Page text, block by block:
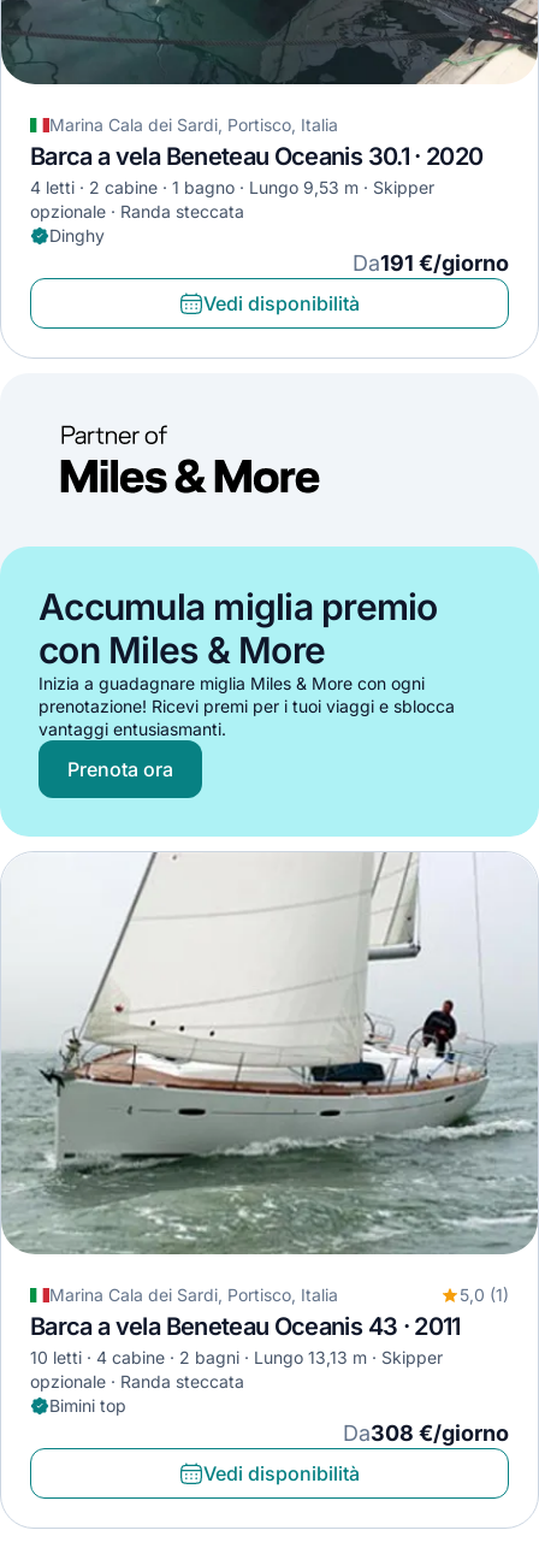
Marina Cala dei Sardi, Portisco, Italia
Barca a vela Beneteau Oceanis 30.1 · 2020
4 letti 2 cabine 1 bagno Lungo 9,53 m
Skipper
opzionale
Randa steccata
Dinghy
Da191 €/giorno
Vedi disponibilità
Accumula miglia premio
con Miles & More
Inizia a guadagnare miglia Miles & More con ogni
prenotazione! Ricevi premi per i tuoi viaggi e sblocca
vantaggi entusiasmanti.
Prenota ora
Marina Cala dei Sardi, Portisco, Italia 5,0 (1)
Barca a vela Beneteau Oceanis 43 · 2011
10 letti 4 cabine 2 bagni Lungo 13,13 m
Skipper
opzionale
Randa steccata
Bimini top
Da308 €/giorno
Vedi disponibilità